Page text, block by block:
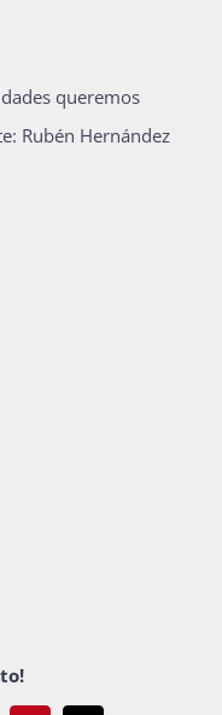
queremos
Rubén Hernández